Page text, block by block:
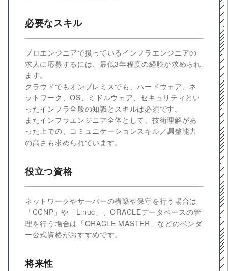
必要なスキル
プロエンジニアで扱っているインフラエンジニアの
求人に応募するには、最低3年程度の経験が求められ
ます。
クラウドでもオンプレミスでも、ハードウェア、ネ
ットワーク、OS、ミドルウェア、セキュリティとい
ったインフラ全般の知識とスキルは必須です。
またインフラエンジニア全体として、技術理解があ
った上での、コミュニケーションスキル／調整能力
の高さも求められています。
役立つ資格
ネットワークやサーバーの構築や保守を行う場合は
「CCNP」や「Linuc」、ORACLEデータベースの管
理を行う場合は「ORACLE MASTER」などのベンダ
ー公式資格がおすすめです。
将来性